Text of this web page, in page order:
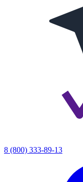
8 (800) 333-89-13